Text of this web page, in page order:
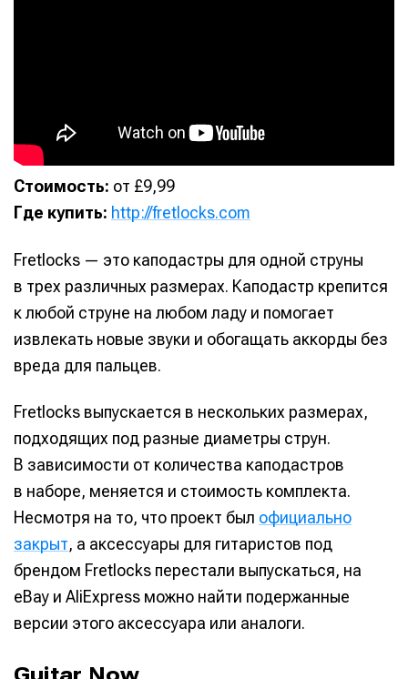
Стоимость: от £9,99
Где купить: http://fretlocks.com
Fretlocks — это каподастры для одной струны
в трех различных размерах. Каподастр крепится
к любой струне на любом ладу и помогает
извлекать новые звуки и обогащать аккорды без
вреда для пальцев.
Fretlocks выпускается в нескольких размерах,
подходящих под разные диаметры струн.
В зависимости от количества каподастров
в наборе, меняется и стоимость комплекта.
Несмотря на то, что проект был официально
закрыт, а аксессуары для гитаристов под
брендом Fretlocks перестали выпускаться, на
eBay и AliExpress можно найти подержанные
версии этого аксессуара или аналоги.